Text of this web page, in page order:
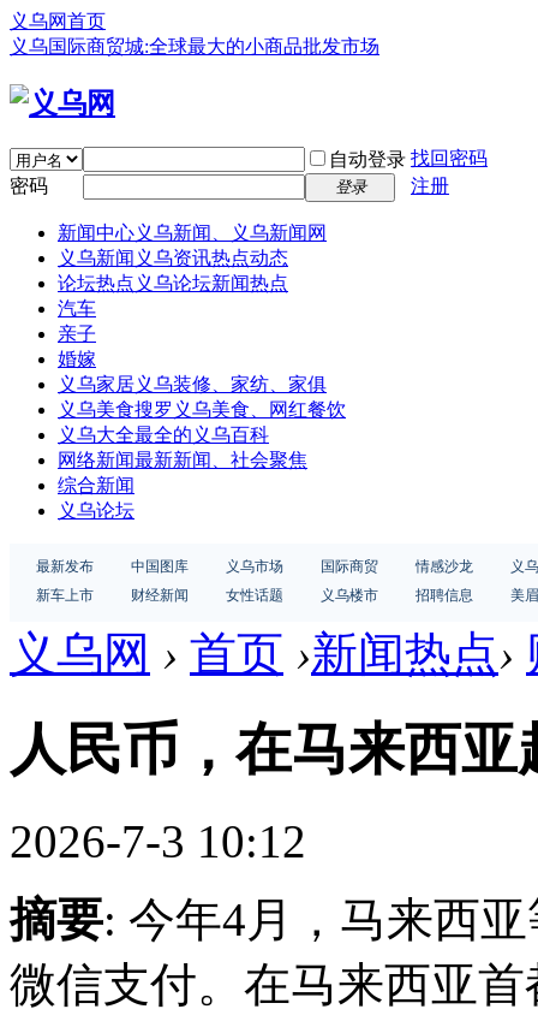
义乌网首页
义乌国际商贸城:全球最大的小商品批发市场
自动登录 找回密码
密码
登录 注册
新闻中心义乌新闻、义乌新闻网
义乌新闻 义乌资讯热点动态
论坛热点 义乌论坛新闻热点
汽车
亲子
婚嫁
义乌家居义乌装修、家纺、家俱
义乌美食搜罗义乌美食、网红餐饮
义乌大全最全的义乌百科
网络新闻最新新闻、社会聚焦
综合新闻
义乌论坛
最新发布 中国图库 义乌市场 国际商贸 情感沙龙
义
新车上市
财经新闻 女性话题 义乌楼市 招聘信息 美
义乌网 › 首页 ›新闻热点›
人民币，在马来西亚
2026-7-3 10:12
摘要: 今年4月，马来西
微信支付。在马来西亚